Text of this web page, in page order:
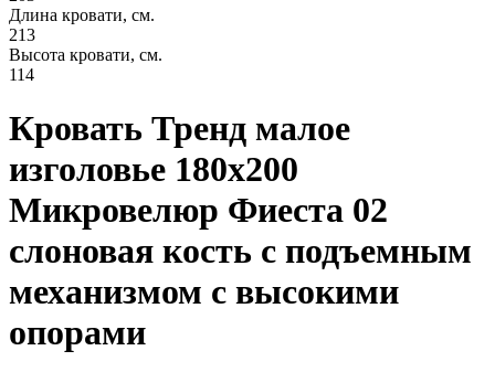
Длина кровати, см.
213
Высота кровати, см.
114
Кровать Тренд малое
изголовье 180х200
Микровелюр Фиеста 02
слоновая кость с подъемным
механизмом с высокими
опорами